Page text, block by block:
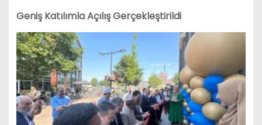
Geniş Katılımla Açılış Gerçekleştirildi